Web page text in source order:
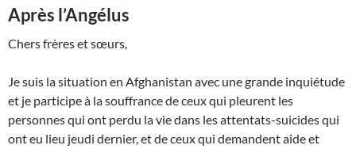
Après l’Angélus
Chers frères et sœurs,
Je suis la situation en Afghanistan avec une grande inquiétude
et je participe à la souffrance de ceux qui pleurent les
personnes qui ont perdu la vie dans les attentats-suicides qui
ont eu lieu jeudi dernier, et de ceux qui demandent aide et